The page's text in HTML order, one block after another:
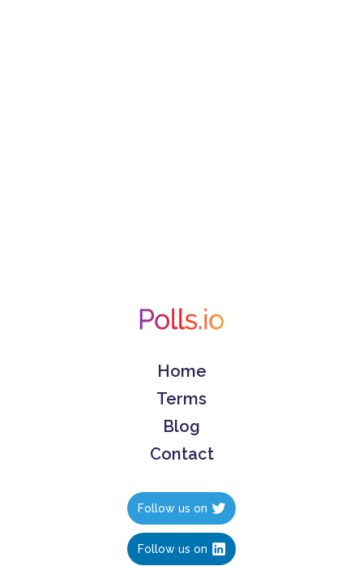
Home
Terms
Blog
Contact
Follow us on
Follow us on